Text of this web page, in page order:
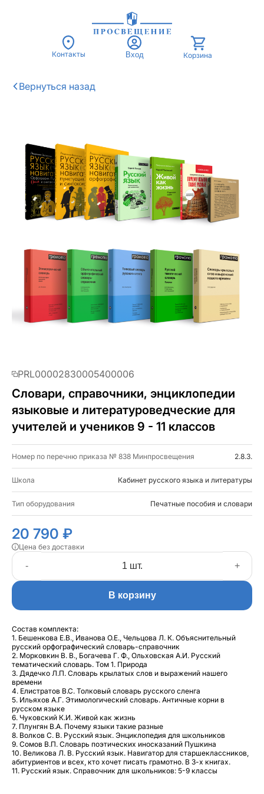
Контакты Вход Корзина
PRL00002830005400006
Словари, справочники, энциклопедии
языковые и литературоведческие для
учителей и учеников 9 - 11 классов
Номер по перечню приказа № 838 Минпросвещения 2.8.3.
Школа Кабинет русского языка и литературы
Тип оборудования Печатные пособия и словари
20 790 ₽
Цена без доставки
- +
В корзину
Состав комплекта:
1. Бешенкова Е.В., Иванова О.Е., Чельцова Л. К. Объяснительный
русский орфографический словарь-справочник
2. Морковкин В. В., Богачева Г. Ф., Ольховская А.И. Русский
тематический словарь. Том 1. Природа
3. Дядечко Л.П. Словарь крылатых слов и выражений нашего
времени
4. Елистратов В.С. Толковый словарь русского сленга
5. Ильяхов А.Г. Этимологический словарь. Античные корни в
русском языке
6. Чуковский К.И. Живой как жизнь
7. Плунгян В.А. Почему языки такие разные
8. Волков С. В. Русский язык. Энциклопедия для школьников
9. Сомов В.П. Словарь поэтических иносказаний Пушкина
10. Великова Л. В. Русский язык. Навигатор для старшеклассников,
абитуриентов и всех, кто хочет писать грамотно. В 3-х книгах.
11. Русский язык. Справочник для школьников: 5-9 классы